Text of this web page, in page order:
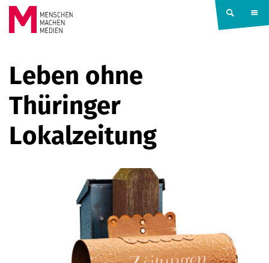
Springe zum Inhalt
MACHEN
MEDIEN
Leben ohne
Thüringer
Lokalzeitung